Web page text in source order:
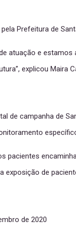
Prefeitura de
atuação e estamos
explicou Maira
de campanha de
pacientes
exposição de
de 2020